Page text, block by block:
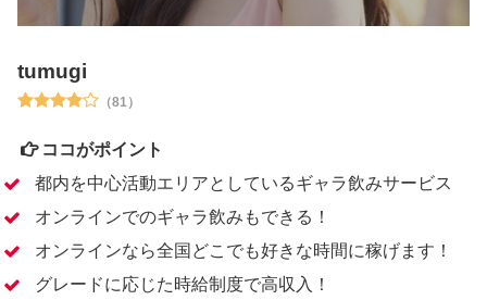
tumugi
（81）
ココがポイント
都内を中心活動エリアとしているギャラ飲みサービス
オンラインでのギャラ飲みもできる！
オンラインなら全国どこでも好きな時間に稼げます！
グレードに応じた時給制度で高収入！